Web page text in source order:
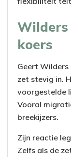
Wilders
koers
Geert Wilders
zet stevig in.
voorgestelde
Vooral
breekijzers.
Zijn reactie
Zelfs als de